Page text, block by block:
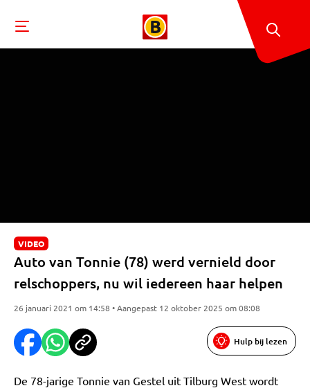
VIDEO
Auto van Tonnie (78) werd vernield door
relschoppers, nu wil iedereen haar helpen
26 januari 2021 om 14:58 • Aangepast 12 oktober 2025 om 08:08
Hulp bij lezen
De 78-jarige Tonnie van Gestel uit Tilburg West wordt